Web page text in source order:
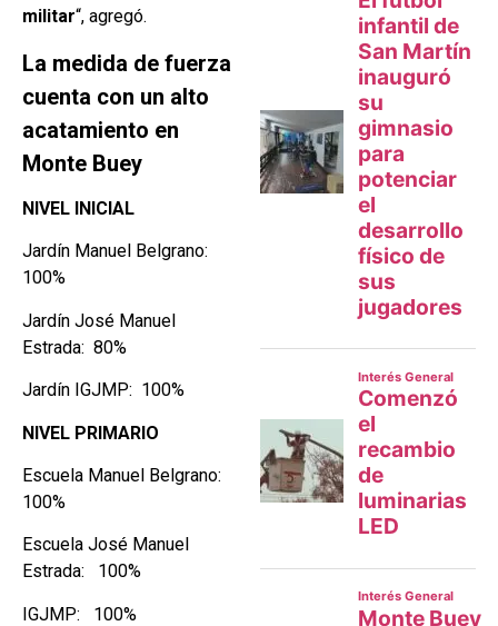
militar“, agregó.
La medida de fuerza
cuenta con un alto
acatamiento en
Monte Buey
NIVEL INICIAL
Jardín Manuel Belgrano:
100%
Jardín José Manuel
Estrada: 80%
Jardín IGJMP: 100%
NIVEL PRIMARIO
Escuela Manuel Belgrano:
100%
Escuela José Manuel
Estrada: 100%
IGJMP: 100%